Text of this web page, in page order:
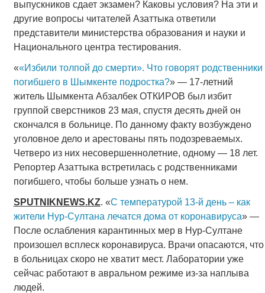
выпускников сдает экзамен? Каковы условия? На эти и
другие вопросы читателей Азаттыка ответили
представители министерства образования и науки и
Национального центра тестирования.
««Избили толпой до смерти». Что говорят родственники
погибшего в Шымкенте подростка?» — 17-летний
житель Шымкента Абзалбек ОТКИРОВ был избит
группой сверстников 23 мая, спустя десять дней он
скончался в больнице. По данному факту возбуждено
уголовное дело и арестованы пять подозреваемых.
Четверо из них несовершеннолетние, одному — 18 лет.
Репортер Азаттыка встретилась с родственниками
погибшего, чтобы больше узнать о нем.
SPUTNIKNEWS.KZ. «С температурой 13-й день – как
жители Нур-Султана лечатся дома от коронавируса» —
После ослабления карантинных мер в Нур-Султане
произошел всплеск коронавируса. Врачи опасаются, что
в больницах скоро не хватит мест. Лаборатории уже
сейчас работают в авральном режиме из-за наплыва
людей.